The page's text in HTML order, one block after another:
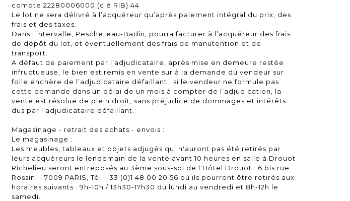
compte 22280006000 (clé RIB) 44
Le lot ne sera délivré à l’acquéreur qu’après paiement intégral du prix, des
frais et des taxes.
Dans l’intervalle, Pescheteau-Badin, pourra facturer à l’acquéreur des frais
de dépôt du lot, et éventuellement des frais de manutention et de
transport.
A défaut de paiement par l’adjudicataire, après mise en demeure restée
infructueuse, le bien est remis en vente sur à la demande du vendeur sur
folle enchère de l’adjudicataire défaillant ; si le vendeur ne formule pas
cette demande dans un délai de un mois à compter de l’adjudication, la
vente est résolue de plein droit, sans préjudice de dommages et intérêts
dus par l’adjudicataire défaillant.
Magasinage - retrait des achats - envois :
Le magasinage :
Les meubles, tableaux et objets adjugés qui n'auront pas été retirés par
leurs acquéreurs le lendemain de la vente avant 10 heures en salle à Drouot
Richelieu seront entreposés au 3ème sous-sol de l'Hôtel Drouot : 6 bis rue
Rossini - 7009 PARIS, Tél. : 33 (0)1 48 00 20 56 où ils pourront être retirés aux
horaires suivants : 9h-10h / 13h30-17h30 du lundi au vendredi et 8h-12h le
samedi.